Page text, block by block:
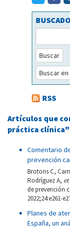
Buscar
Buscar
RSS
Artículos que
práctica clínica"
Comentario
prevención
Brotons C,
Rodríguez A,
de prevención
2022;24:e261-
Planes de
España, un